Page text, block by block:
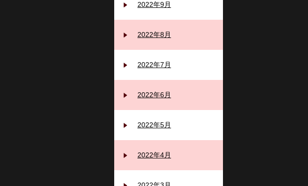
2022年9月
2022年8月
2022年7月
2022年6月
2022年5月
2022年4月